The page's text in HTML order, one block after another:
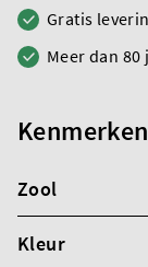
Gratis
Meer dan
Kenmerken
Zool
Kleur